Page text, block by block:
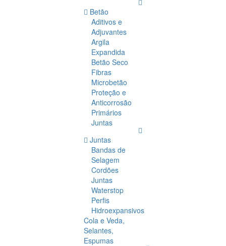
Betão
Aditivos e
Adjuvantes
Argila
Expandida
Betão Seco
Fibras
Microbetão
Proteção e
Anticorrosão
Primários
Juntas
Juntas
Bandas de
Selagem
Cordões
Juntas
Waterstop
Perfis
Hidroexpansivos
Cola e Veda,
Selantes,
Espumas